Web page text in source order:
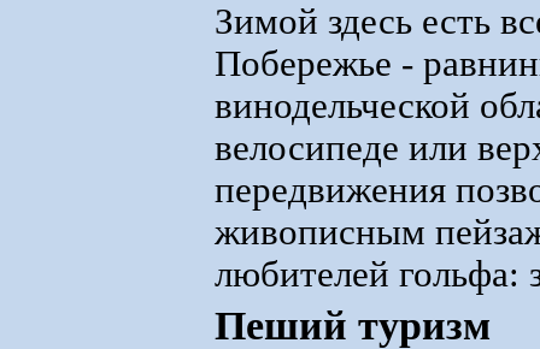
Зимой здесь есть
Побережье -
винодельческой
велосипеде или
передвижения
живописным
любителей гольфа:
Пеший туризм